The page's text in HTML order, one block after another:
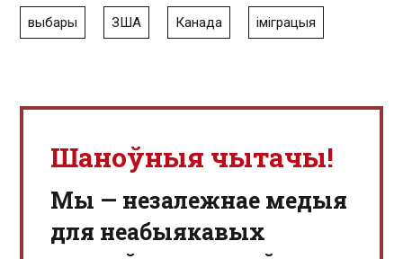
выбары ЗША Канада іміграцыя
Шаноўныя чытачы!
Мы — незалежнае медыя
для неабыякавых